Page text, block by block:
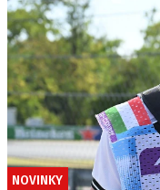
NOVINKY